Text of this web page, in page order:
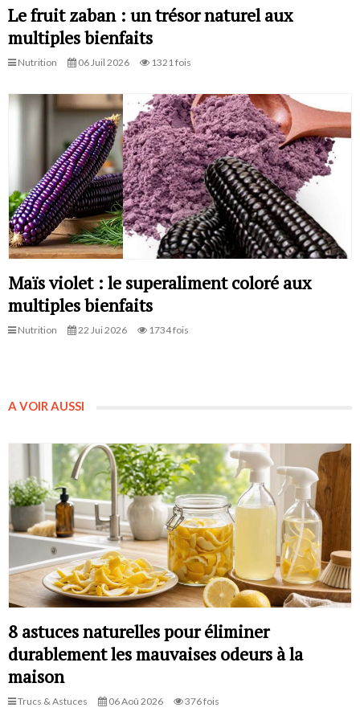
Le fruit zaban : un trésor naturel aux
multiples bienfaits
Nutrition 06 Juil 2026 1321 fois
Maïs violet : le superaliment coloré aux
multiples bienfaits
Nutrition 22 Jui 2026 1734 fois
A VOIR AUSSI
8 astuces naturelles pour éliminer
durablement les mauvaises odeurs à la
maison
Trucs & Astuces 06 Aoû 2026 376 fois